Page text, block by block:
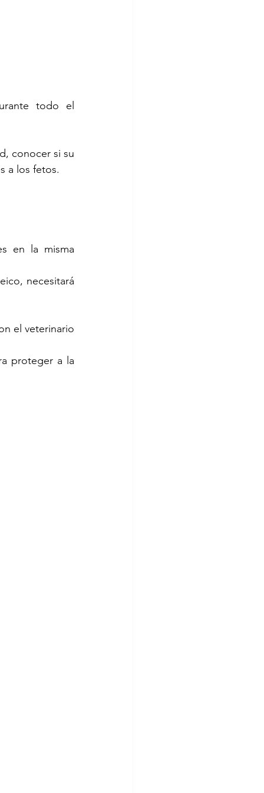
todo el
conocer si su
a los fetos.
en la misma
necesitará
el veterinario
proteger a la